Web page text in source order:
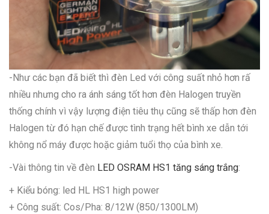
-Như các bạn đã biết thì đèn Led với công suất nhỏ hơn rấ
nhiều nhưng cho ra ánh sáng tốt hơn đèn Halogen truyền
thống chính vì vậy lượng điện tiêu thụ cũng sẽ thấp hơn đèn
Halogen từ đó hạn chế được tình trạng hết bình xe dẫn tới
không nổ máy được hoặc giảm tuổi thọ của bình xe.
-Vài thông tin về đèn LED OSRAM HS1 tăng sáng trắng:
+ Kiểu bóng: led HL HS1 high power
+ Công suất: Cos/Pha: 8/12W (850/1300LM)